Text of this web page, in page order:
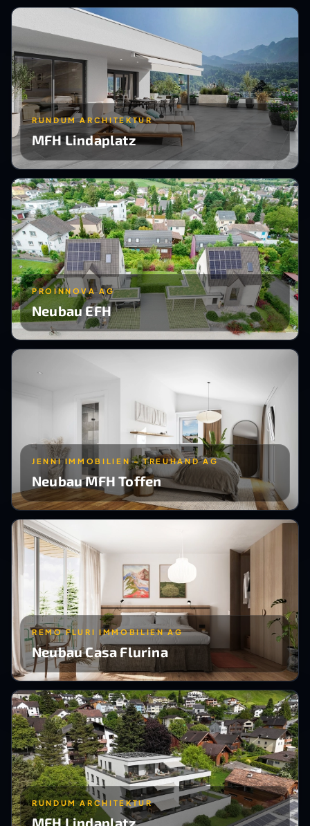
RUNDUM ARCHITEKTUR
MFH Lindaplatz
PROINNOVA AG
Neubau EFH
JENNI IMMOBILIEN - TREUHAND AG
Neubau MFH Toffen
REMO FLURI IMMOBILIEN AG
Neubau Casa Flurina
RUNDUM ARCHITEKTUR
MFH Lindaplatz